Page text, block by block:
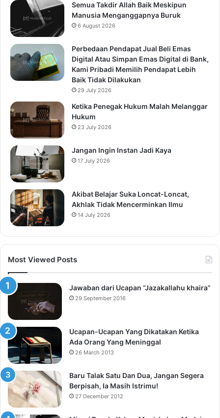
Semua Takdir Allah Baik Meskipun
Manusia Menganggapnya Buruk
6 August 2026
Perbedaan Pendapat Jual Beli Emas
Digital Atau Simpan Emas Digital di Bank,
Kami Pribadi Memilih Pendapat Lebih
Baik Tidak Dilakukan
29 July 2026
Ketika Penegak Hukum Malah Melanggar
Hukum
23 July 2026
Jangan Ingin Instan Jadi Kaya
17 July 2026
Akibat Belajar Suka Loncat-Loncat,
Akhlak Tidak Mencerminkan Ilmu
14 July 2026
Most Viewed Posts
Jawaban dari Ucapan “Jazakallahu khaira”
29 September 2016
Ucapan-Ucapan Yang Dikatakan Ketika
Ada Orang Yang Meninggal
26 March 2013
Baru Talak Satu Dan Dua, Jangan Segera
Berpisah, Ia Masih Istrimu!
27 December 2012